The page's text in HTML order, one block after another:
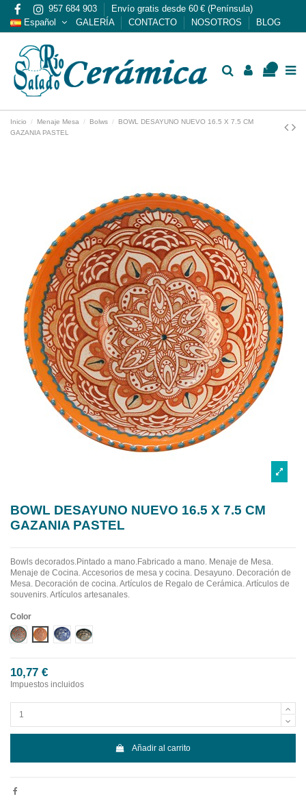
957 684 903
Envío gratis desde 60 € (Península)
Español
GALERÍA CONTACTO NOSOTROS BLOG
Inicio Menaje Mesa Bolws
BOWL DESAYUNO NUEVO 16.5 X 7.5 CM
GAZANIA PASTEL
BOWL DESAYUNO NUEVO 16.5 X 7.5 CM
GAZANIA PASTEL
Bowls decorados.Pintado a mano.Fabricado a mano. Menaje de Mesa.
Menaje de Cocina. Accesorios de mesa y cocina. Desayuno. Decoración de
Mesa. Decoración de cocina. Artículos de Regalo de Cerámica. Artículos de
souvenirs. Artículos artesanales.
Color
Diseño 1Diseño 2Diseño 3Diseño 4
10,77 €
Impuestos incluidos
Añadir al carrito